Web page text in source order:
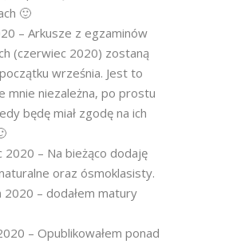
🙂
– Arkusze z egzaminów
(czerwiec 2020) zostaną
września. Jest to
mnie niezależna, po prostu
będę miał zgodę na ich
2020 – Na bieżąco dodaję
oraz ósmoklasisty.
– dodałem matury
– Opublikowałem ponad